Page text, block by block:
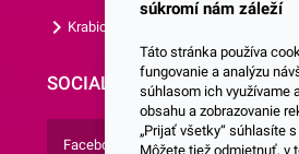
Krabice s vlastným logom
SOCIALNE SIETE
Facebook
súkromí nám záleží
Táto stránka používa
fungovanie a analýzu
súhlasom ich využívame
obsahu a zobrazovanie
„Prijať všetky“ súhlasíte
Môžete tiež odmietnuť, v